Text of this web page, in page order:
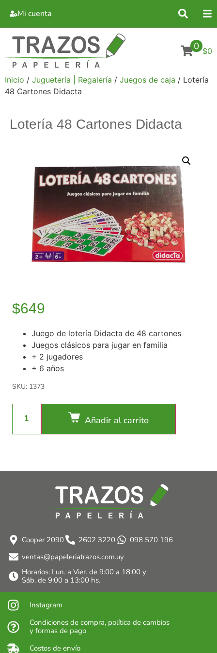
Mi cuenta
0 $0
Inicio / Juguetería | Regalería / Juegos de caja / Lotería
48 Cartones Didacta
Lotería 48 Cartones Didacta
$649
Juego de lotería Didacta de 48 cartones
Juegos clásicos para jugar en familia
+ 2 jugadores
+ 6 años
SKU: 1373
Añadir al carrito
Cooper 2090 2602 3220
098 570 196
ventas@papeleriatrazos.com.uy
Horarios: Lun. a Vier. de 9:00 a 18:00 y
Sáb. de 9:00 a 13:00 hs.
Instagram
Condiciones de compra, política de cambios
y formas de pago
Costos de envío